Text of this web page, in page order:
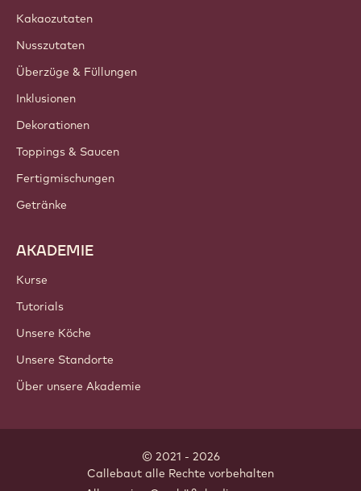
Kakaozutaten
Nusszutaten
Überzüge & Füllungen
Inklusionen
Dekorationen
Toppings & Saucen
Fertigmischungen
Getränke
AKADEMIE
Kurse
Tutorials
Unsere Köche
Unsere Standorte
Über unsere Akademie
© 2021 - 2026
Callebaut alle Rechte vorbehalten